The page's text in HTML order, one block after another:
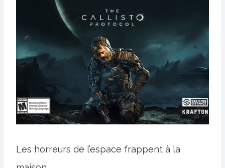
Les horreurs de l’espace frappent à la